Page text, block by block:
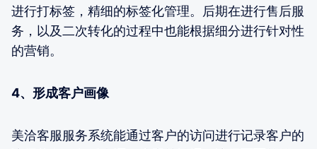
进行打标签，精细的标签化管理。后期在进行售后服
务，以及二次转化的过程中也能根据细分进行针对性
的营销。
4、形成客户画像
美洽客服服务系统能通过客户的访问进行记录客户的